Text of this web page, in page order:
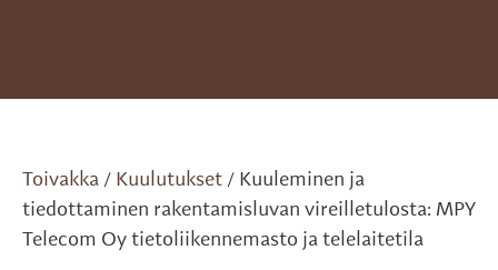
Toivakka / Kuulutukset / Kuuleminen ja
tiedottaminen rakentamisluvan vireilletulosta: MPY
Telecom Oy tietoliikennemasto ja telelaitetila